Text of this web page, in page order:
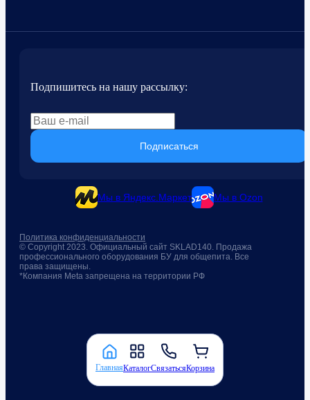
ГлавнаяКаталогСвязатьсяКорзина
Подпишитесь на нашу рассылку:
Подписаться
Мы в Яндекс.Маркет Мы в Ozon
© Copyright 2023. Официальный сайт SKLAD140. Продажа
профессионального оборудования БУ для общепита. Все
права защищены.
*Компания Meta запрещена на территории РФ
Политика конфиденциальности